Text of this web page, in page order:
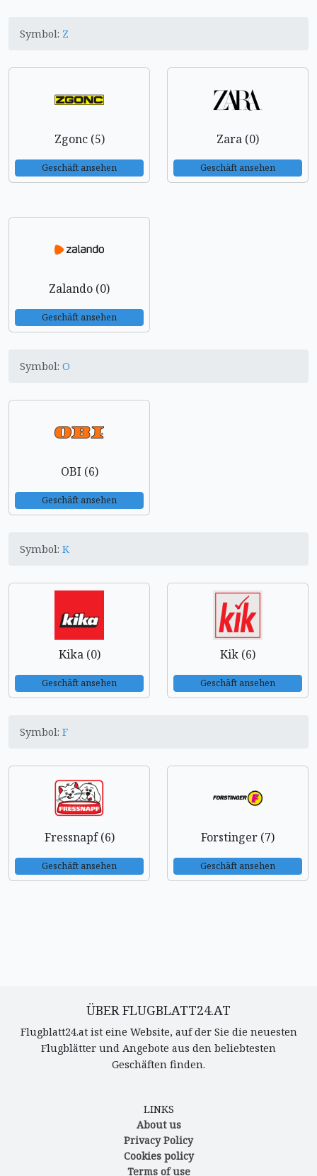
Symbol: Z
Zgonc (5)
Geschäft ansehen
Zara (0)
Geschäft ansehen
Zalando (0)
Geschäft ansehen
Symbol: O
OBI (6)
Geschäft ansehen
Symbol: K
Kika (0)
Geschäft ansehen
Kik (6)
Geschäft ansehen
Symbol: F
Fressnapf (6)
Geschäft ansehen
Forstinger (7)
Geschäft ansehen
ÜBER FLUGBLATT24.AT
Flugblatt24.at ist eine Website, auf der Sie die neuesten
Flugblätter und Angebote aus den beliebtesten
Geschäften finden.
LINKS
About us
Privacy Policy
Cookies policy
Terms of use